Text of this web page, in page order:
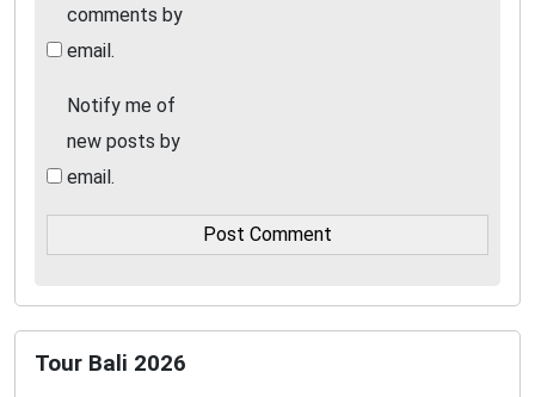
comments by
email.
Notify me of
new posts by
email.
Tour Bali 2026